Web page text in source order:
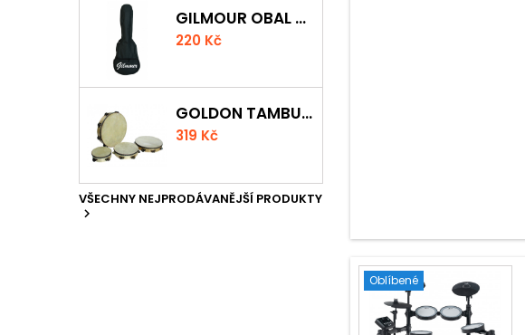
GILMOUR OBAL NA UKULELE CONCERT
220 Kč
GOLDON TAMBURÍNA S BLÁNOU A ČINELKY 20CM
319 Kč
VŠECHNY NEJPRODÁVANĚJŠÍ PRODUKTY

Oblíbené